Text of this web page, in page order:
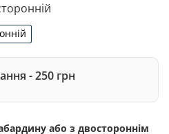
- 250 грн
або з двостороннім